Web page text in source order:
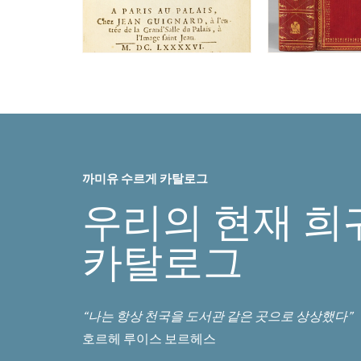
까미유 수르게 카탈로그
우리의 현재 희
카탈로그
“나는 항상 천국을 도서관 같은 곳으로 상상했다”
호르헤 루이스 보르헤스